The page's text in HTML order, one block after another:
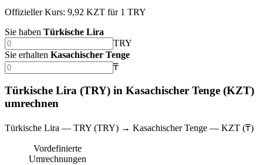
Offizieller Kurs: 9,92 KZT für 1 TRY
Sie haben Türkische Lira
TRY
Sie erhalten Kasachischer Tenge
₸
Türkische Lira (TRY) in Kasachischer Tenge (KZT)
umrechnen
Türkische Lira — TRY (TRY) → Kasachischer Tenge — KZT (₸)
Vordefinierte
Umrechnungen